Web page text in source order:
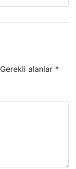
Gerekli alanlar *